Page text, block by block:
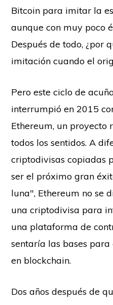
Bitcoin para imitar la
aunque con muy poco
Después de todo, ¿por
imitación cuando el
Pero este ciclo de
interrumpió en 2015
Ethereum, un proyecto
todos los sentidos. A
criptodivisas copiadas
ser el próximo gran
luna", Ethereum no se
una criptodivisa para
una plataforma de
sentaría las bases
en blockchain.
Dos años después de